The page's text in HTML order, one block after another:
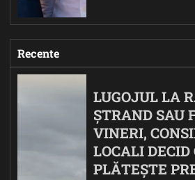
Recente
LUGOJUL LA
ȘTRAND SAU
VINERI,
LOCALI DECID
PLĂTEȘTE